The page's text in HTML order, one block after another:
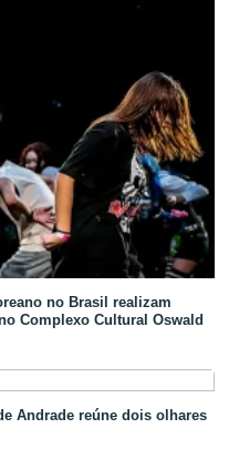
no Brasil realizam
Complexo Cultural Oswald
Andrade reúne dois olhares